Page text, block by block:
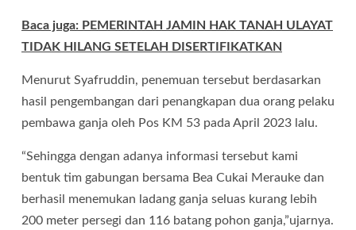
Baca juga: PEMERINTAH JAMIN HAK TANAH ULAYAT
TIDAK HILANG SETELAH DISERTIFIKATKAN
Menurut Syafruddin, penemuan tersebut berdasarkan
hasil pengembangan dari penangkapan dua orang pelaku
pembawa ganja oleh Pos KM 53 pada April 2023 lalu.
“Sehingga dengan adanya informasi tersebut kami
bentuk tim gabungan bersama Bea Cukai Merauke dan
berhasil menemukan ladang ganja seluas kurang lebih
200 meter persegi dan 116 batang pohon ganja,”ujarnya.